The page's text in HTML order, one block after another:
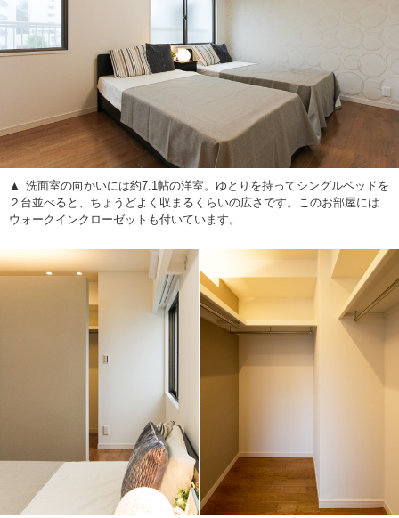
洗面室の向かいには約7.1帖の洋室。ゆとりを持ってシングルベッドを
２台並べると、ちょうどよく収まるくらいの広さです。このお部屋には
ウォークインクローゼットも付いています。